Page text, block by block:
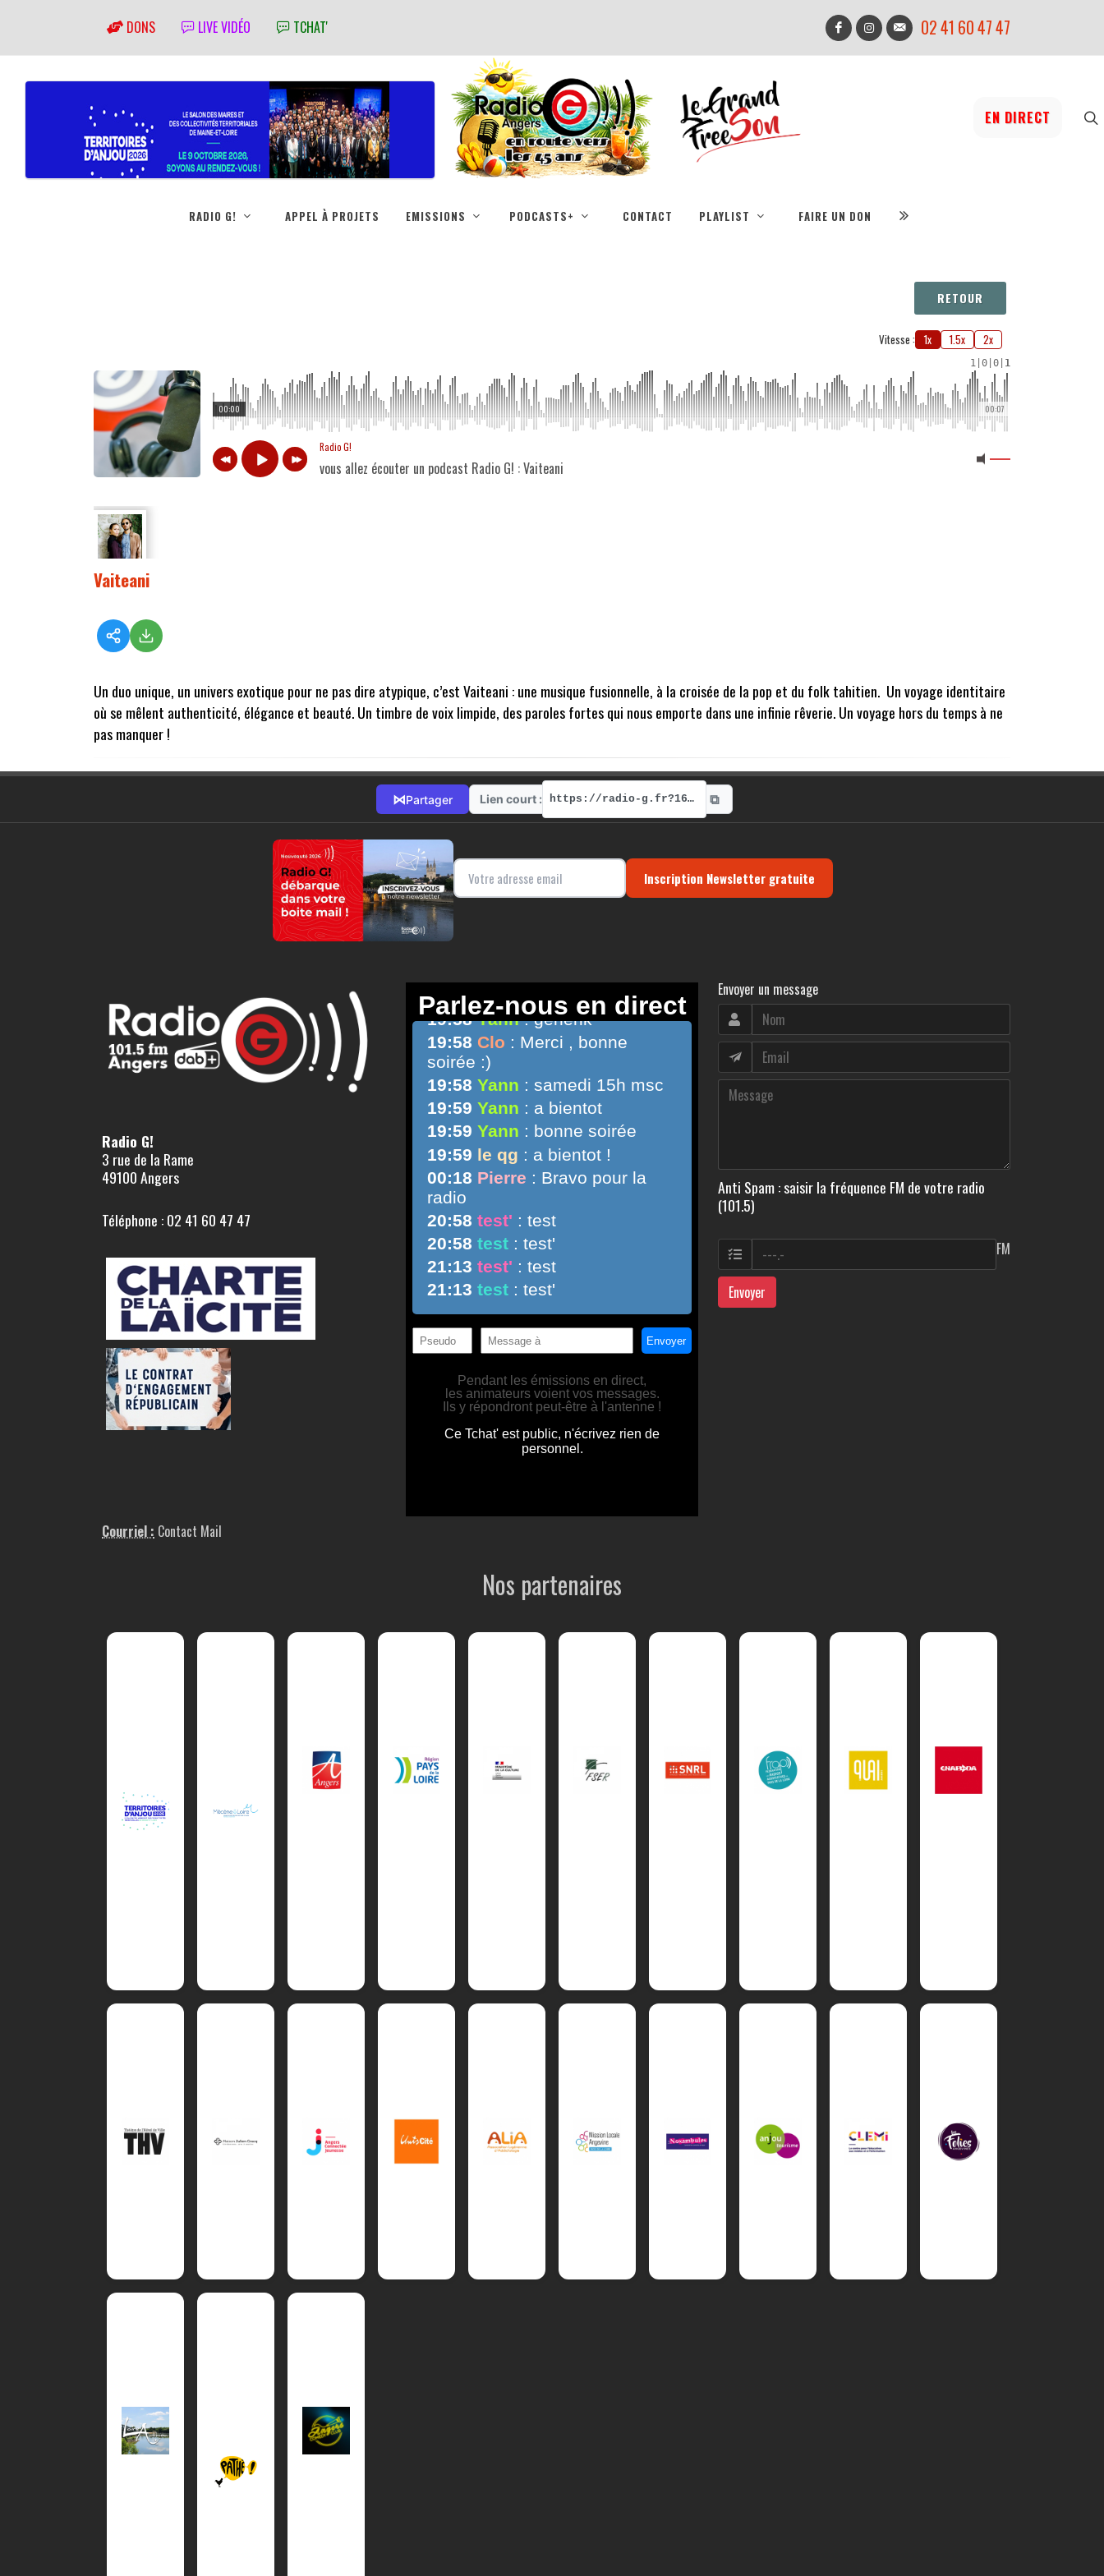
DONS LIVE VIDÉO TCHAT' 02 41 60 47 47
EN DIRECT
RADIO G! APPEL À PROJETS EMISSIONS PODCASTS+ CONTACT PLAYLIST FAIRE UN DON
RETOUR
Vitesse : 1x 1.5x 2x
1 0 0 1
00:07
00:00
Radio G!
vous allez écouter un podcast Radio G! : Vaiteani
Vaiteani
Un duo unique, un univers exotique pour ne pas dire atypique, c’est Vaiteani : une musique fusionnelle, à la croisée de la pop et du folk tahitien. Un voyage identitaire
où se mêlent authenticité, élégance et beauté. Un timbre de voix limpide, des paroles fortes qui nous emporte dans une infinie rêverie. Un voyage hors du temps à ne
pas manquer !
⋈Partager Lien court : https://radio-g.fr?16126 ⧉
Inscription Newsletter gratuite
Radio G!
3 rue de la Rame
49100 Angers
Téléphone : 02 41 60 47 47
Courriel : Contact Mail
Envoyer un message
Anti Spam : saisir la fréquence FM de votre radio
(101.5)
FM
Envoyer
Nos partenaires